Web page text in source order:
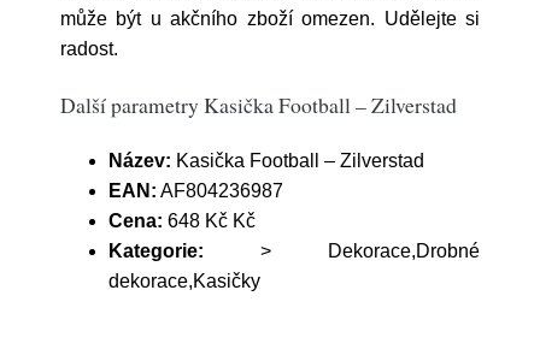
může být u akčního zboží omezen. Udělejte si
radost.
Další parametry Kasička Football – Zilverstad
Název: Kasička Football – Zilverstad
EAN: AF804236987
Cena: 648 Kč Kč
Kategorie: > Dekorace,Drobné
dekorace,Kasičky